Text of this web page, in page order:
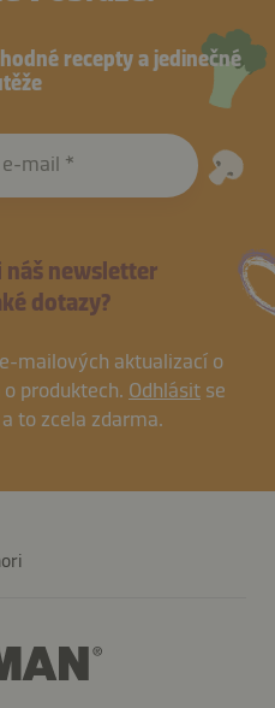
recepty a jedinečné
mail
náš newsletter
dotazy?
mailových aktualizací o
produktech. Odhlásit se
to zcela zdarma.